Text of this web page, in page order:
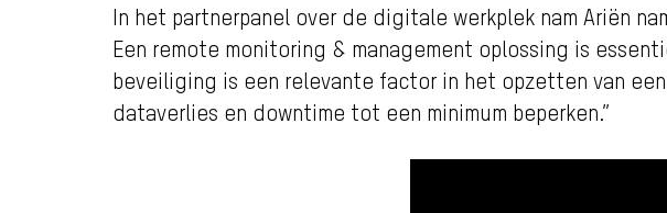
In het partnerpanel over de digitale werkplek nam Ariën
Een remote monitoring & management oplossing is
beveiliging is een relevante factor in het opzetten van
dataverlies en downtime tot een minimum beperken.”